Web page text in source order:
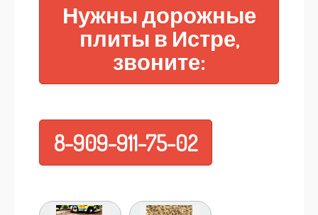
Нужны дорожные
плиты в Истре,
звоните:
8-909-911-75-02